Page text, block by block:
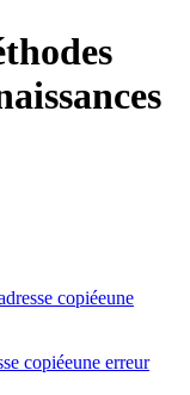
copiéeune
copiéeune erreur